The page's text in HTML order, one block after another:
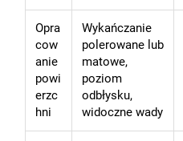
Opra
cow
anie
powi
erzc
hni
Wykańczanie
polerowane lub
matowe,
poziom
odbłysku,
widoczne wady